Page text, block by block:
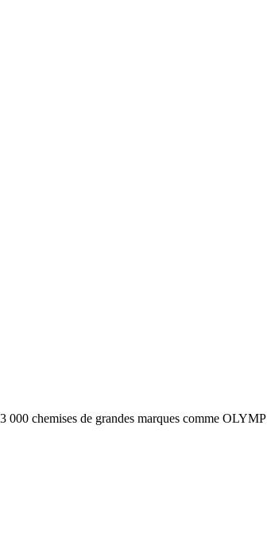
000 chemises de grandes marques comme